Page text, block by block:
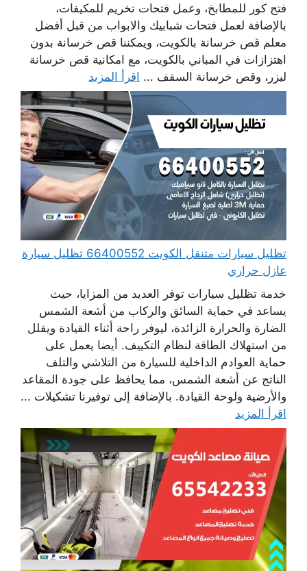
فتح كور للمطابخ، وعمل فتحات تخريم للمكيفات،
بالإضافة لعمل فتحات شبابيك والابواب من قبل أفضل
معلم قص خرسانة بالكويت، ويمكننا قص خرسانة بدون
اهتزازات في المباني بالكويت، مع امكانية قص خرسانة
ليزر، وقص خرسانة السقف ... اقرأ المزيد
تظليل سيارات متنقل الكويت 66400552 تظليل سيارة
عازل حراري
خدمة تظليل سيارات توفر العديد من المزايا، حيث
يساعد في حماية السائق والركاب من أشعة الشمس
الضارة والحرارة الزائدة، ليوفر راحة أثناء القيادة ويقلل
من استهلاك الطاقة لنظام التكييف. أيضا يعمل على
حماية العوادم الداخلية للسيارة من التلاشي والتلف
الناتج عن أشعة الشمس، مما يحافظ على جودة المقاعد
والأرضية ولوحة القيادة. بالإضافة إلى توفيرنا تشكيلات ...
اقرأ المزيد